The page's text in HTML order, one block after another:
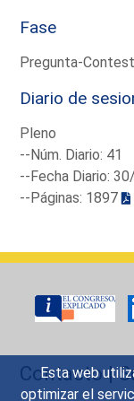
Esta web
optimizar el
Fase
Pregunta-
Diario de
Pleno
--Núm. Diario: 41
--Fecha Diario:
--Páginas: 1897
Contacto|